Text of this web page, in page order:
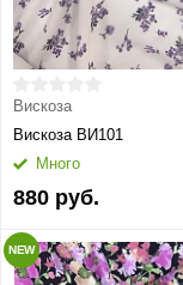
Вискоза
Вискоза ВИ101
Много
880 руб.
NEW